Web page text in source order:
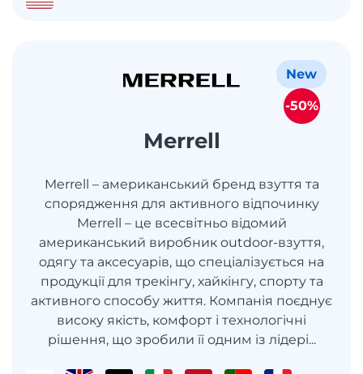
Merrell
Merrell – американський бренд взуття та
спорядження для активного відпочинку
Merrell – це всесвітньо відомий
американський виробник outdoor-взуття,
одягу та аксесуарів, що спеціалізується на
продукції для трекінгу, хайкінгу, спорту та
активного способу життя. Компанія поєднує
високу якість, комфорт і технологічні
рішення, що зробили її одним із лідері...
New
-50%